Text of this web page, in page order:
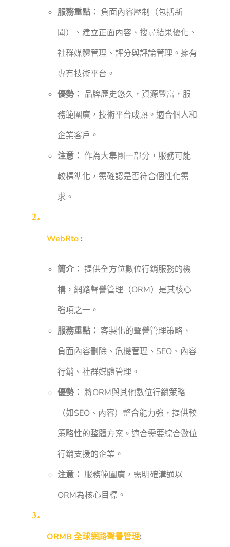
服務重點： 負面內容壓制（包括新
聞）、建立正面內容、搜尋結果優化、
社群媒體管理、評分與評論管理。擁有
專有技術平台。
優勢： 品牌歷史悠久，資源豐富，服
務範圍廣，技術平台成熟。適合個人和
企業客戶。
注意： 作為大集團一部分，服務可能
較標準化，需確認是否符合個性化需
求。
WebRto :
簡介： 提供全方位數位行銷服務的機
構，網路聲譽管理（ORM）是其核心
強項之一。
服務重點： 客製化的聲譽管理策略、
負面內容刪除、危機管理、SEO、內容
行銷、社群媒體管理。
優勢： 將ORM與其他數位行銷策略
（如SEO、內容）整合能力強，提供較
策略性的整體方案。適合需要綜合數位
行銷支援的企業。
注意： 服務範圍廣，需明確溝通以
ORM為核心目標。
ORMB 全球網路聲譽管理: